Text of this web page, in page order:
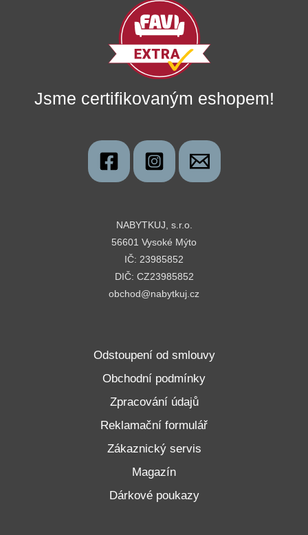
Jsme certifikovaným eshopem!
NABYTKUJ, s.r.o.
56601 Vysoké Mýto
IČ: 23985852
DIČ: CZ23985852
obchod@nabytkuj.cz
Odstoupení od smlouvy
Obchodní podmínky
Zpracování údajů
Reklamační formulář
Zákaznický servis
Magazín
Dárkové poukazy